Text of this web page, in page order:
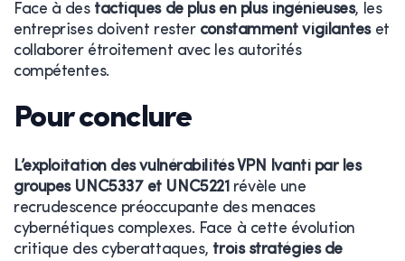
Face à des tactiques de plus en plus ingénieuses, les
entreprises doivent rester constamment vigilanteset
collaborer étroitement avec les autorités
compétentes.
Pour conclure
L’exploitation des vulnérabilités VPN Ivanti par les
groupes UNC5337 et UNC5221révèle une
recrudescence préoccupante des menaces
cybernétiques complexes. Face à cette évolution
critique des cyberattaques, trois stratégies de